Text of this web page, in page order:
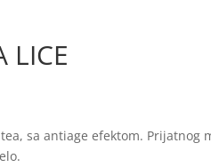
LICE
sa antiage efektom. Prijatnog